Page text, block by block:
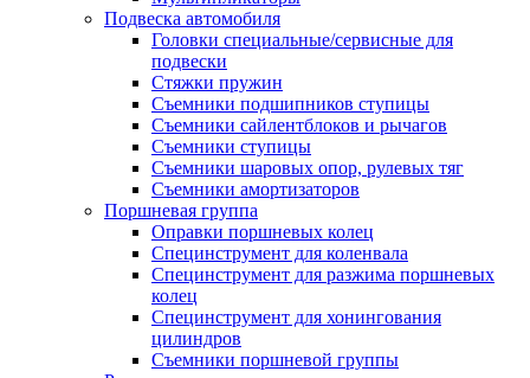
Подвеска автомобиля
Головки специальные/сервисные для
подвески
Стяжки пружин
Съемники подшипников ступицы
Съемники сайлентблоков и рычагов
Съемники ступицы
Съемники шаровых опор, рулевых тяг
Съемники амортизаторов
Поршневая группа
Оправки поршневых колец
Специнструмент для коленвала
Специнструмент для разжима поршневых
колец
Специнструмент для хонингования
цилиндров
Съемники поршневой группы